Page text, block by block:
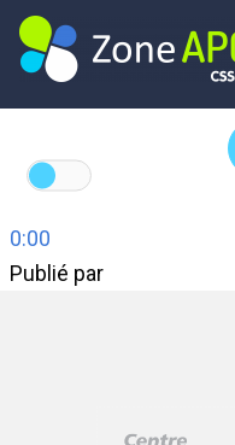
0:00
Publié par